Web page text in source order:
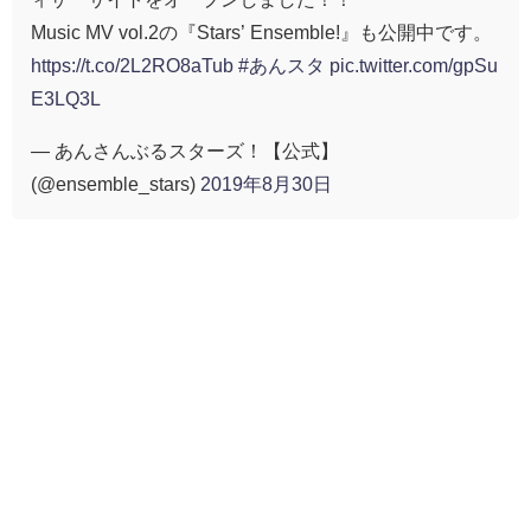
Music MV vol.2の『Stars’ Ensemble!』も公開中です。
https://t.co/2L2RO8aTub #あんスタ pic.twitter.com/gpSu
E3LQ3L
— あんさんぶるスターズ！【公式】
(@ensemble_stars) 2019年8月30日